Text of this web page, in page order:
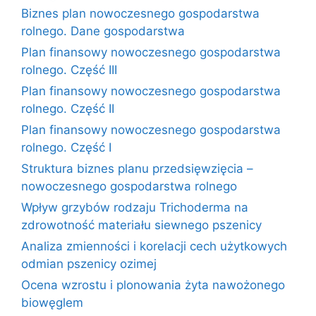
Biznes plan nowoczesnego gospodarstwa
rolnego. Dane gospodarstwa
Plan finansowy nowoczesnego gospodarstwa
rolnego. Część III
Plan finansowy nowoczesnego gospodarstwa
rolnego. Część II
Plan finansowy nowoczesnego gospodarstwa
rolnego. Część I
Struktura biznes planu przedsięwzięcia –
nowoczesnego gospodarstwa rolnego
Wpływ grzybów rodzaju Trichoderma na
zdrowotność materiału siewnego pszenicy
Analiza zmienności i korelacji cech użytkowych
odmian pszenicy ozimej
Ocena wzrostu i plonowania żyta nawożonego
biowęglem